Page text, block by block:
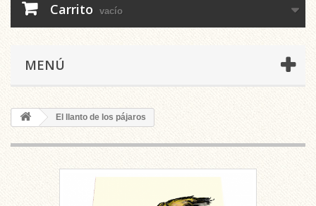
Carrito vacío
MENÚ
El llanto de los pájaros